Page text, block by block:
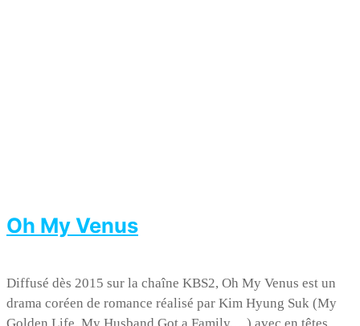
Oh My Venus
Diffusé dès 2015 sur la chaîne KBS2, Oh My Venus est un
drama coréen de romance réalisé par Kim Hyung Suk (My